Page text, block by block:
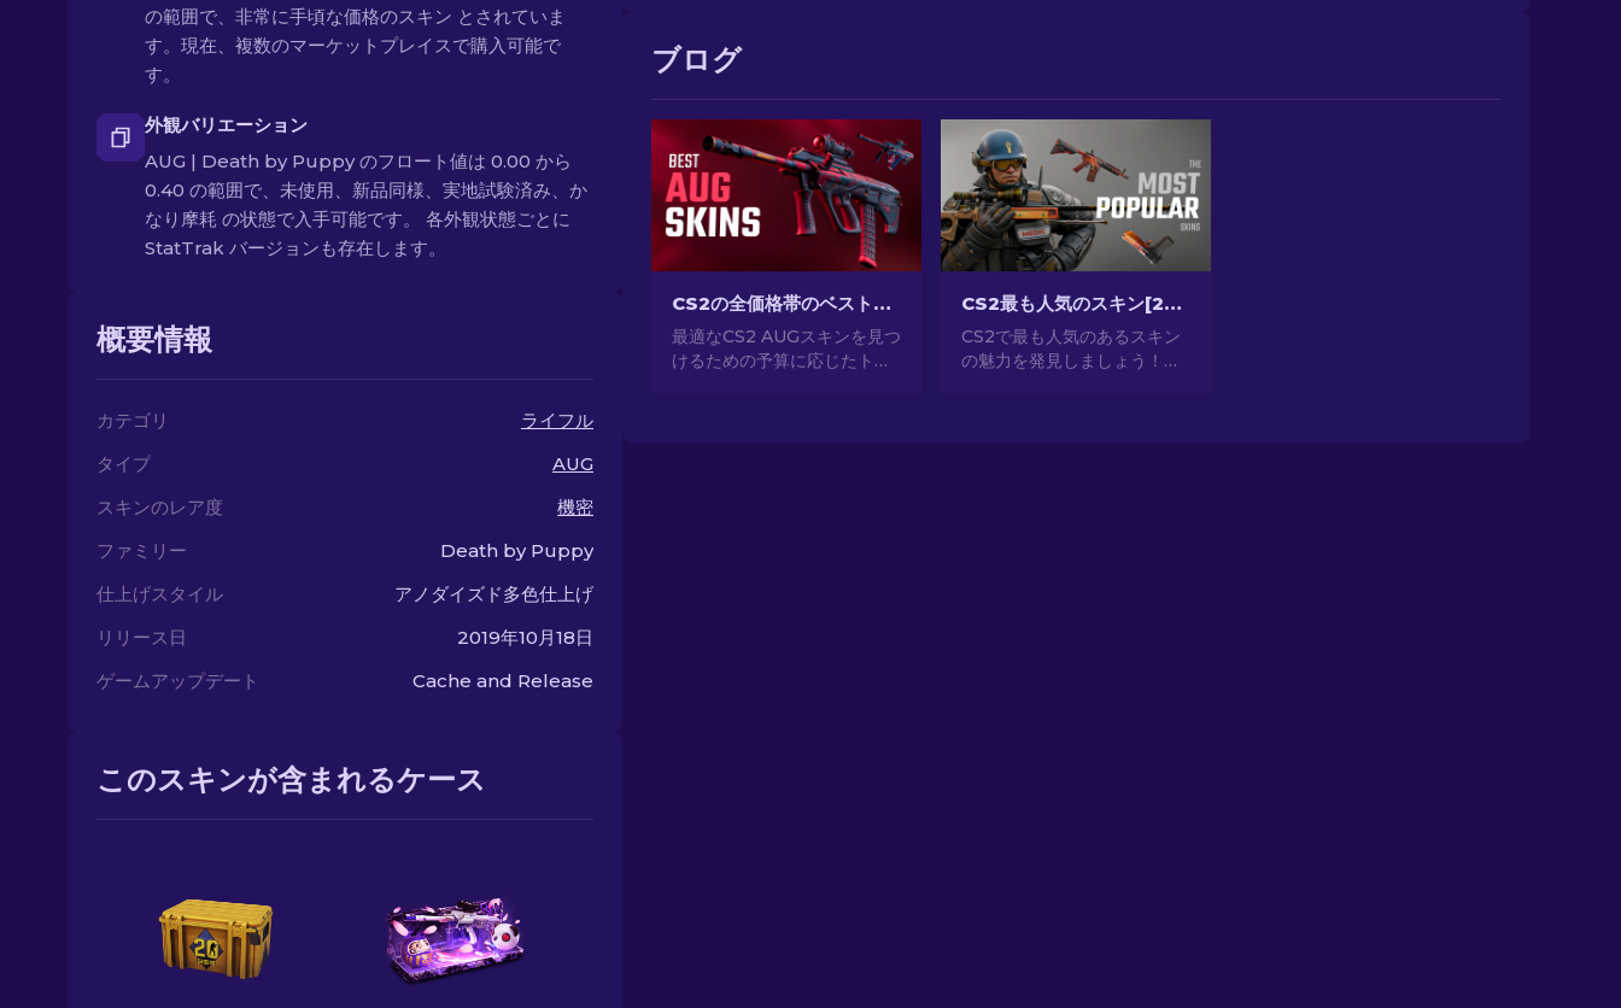
の範囲で、非常に手頃な価格のスキン とされていま
す。現在、複数のマーケットプレイスで購入可能で
す。
外観バリエーション
AUG | Death by Puppy のフロート値は 0.00 から
0.40 の範囲で、未使用、新品同様、実地試験済み、か
なり摩耗 の状態で入手可能です。 各外観状態ごとに
StatTrak バージョンも存在します。
概要情報
カテゴリ
ライフル
タイプ
AUG
スキンのレア度
機密
ファミリー
Death by Puppy
仕上げスタイル
アノダイズド多色仕上げ
リリース日
2019年10月18日
ゲームアップデート
Cache and Release
このスキンが含まれるケース
ブログ
CS2の全価格帯のベストAUGスキン[2026]
最適なCS2 AUGスキンを見つ
けるための予算に応じたトッ
CS2最も人気のスキン[2026]
CS2で最も人気のあるスキン
の魅力を発見しましょう！見